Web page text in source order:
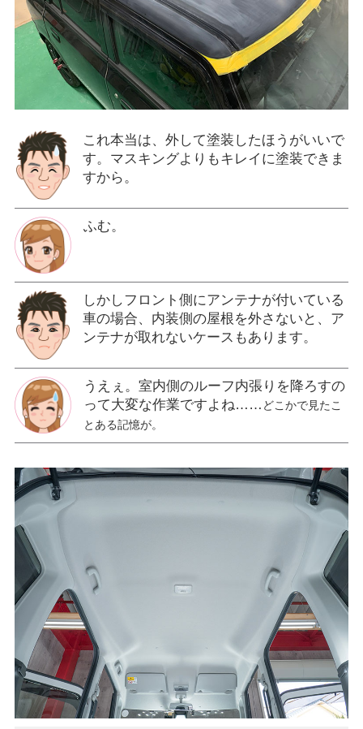
これ本当は、外して塗装したほうがいいで
す。マスキングよりもキレイに塗装できま
すから。
ふむ。
しかしフロント側にアンテナが付いている
車の場合、内装側の屋根を外さないと、ア
ンテナが取れないケースもあります。
うえぇ。室内側のルーフ内張りを降ろすの
って大変な作業ですよね…… どこかで見たこ
とある記憶が。